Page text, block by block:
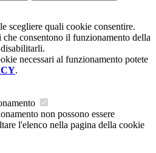
scegliere quali cookie consentire.
consentono il funzionamento della
necessari al funzionamento potete
.
non possono essere
l'elenco nella pagina della cookie